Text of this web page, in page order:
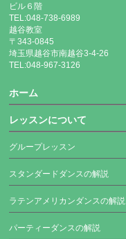
ビル６階
TEL:048-738-6989
越谷教室
〒343-0845
埼玉県越谷市南越谷3-4-26
TEL:048-967-3126
ホーム
レッスンについて
グループレッスン
スタンダードダンスの解説
ラテンアメリカンダンスの解説
パーティーダンスの解説